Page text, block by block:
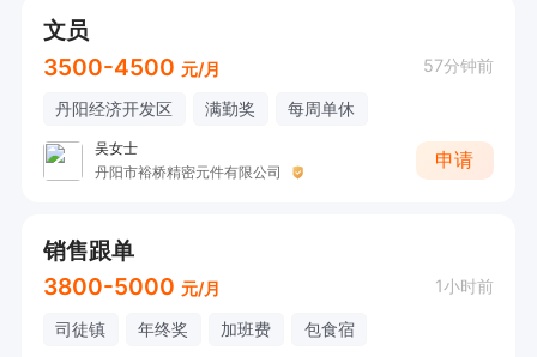
文员
3500-4500 元/月 57分钟前
丹阳经济开发区 满勤奖 每周单休
吴女士
丹阳市裕桥精密元件有限公司
申请
销售跟单
3800-5000 元/月 1小时前
司徒镇 年终奖 加班费 包食宿